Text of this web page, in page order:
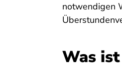
notwendigen
Was